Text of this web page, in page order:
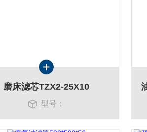
磨床滤芯TZX2-25X10
型号：